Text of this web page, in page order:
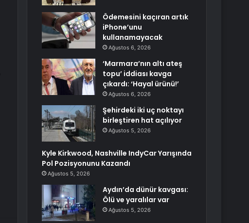
Ödemesini kaçıran artık
iPhone’unu
kullanamayacak
Ağustos 6, 2026
‘Marmara’nın altı ateş
topu’ iddiası kavga
çıkardı: ‘Hayal ürünü!’
Ağustos 6, 2026
Şehirdeki iki uç noktayı
birleştiren hat açılıyor
Ağustos 5, 2026
Kyle Kirkwood, Nashville IndyCar Yarışında
Pol Pozisyonunu Kazandı
Ağustos 5, 2026
Aydın’da dünür kavgası:
Ölü ve yaralılar var
Ağustos 5, 2026